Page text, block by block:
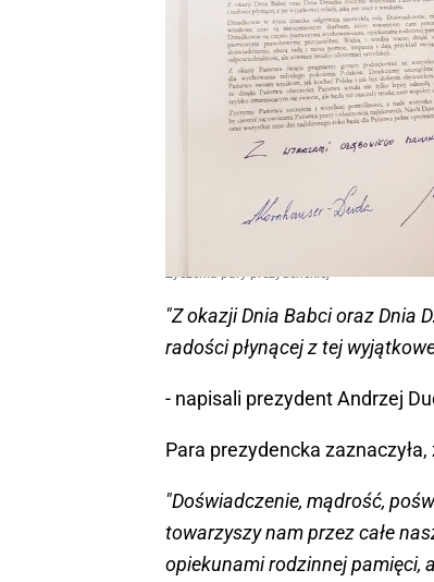
"Z okazji Dnia Babci oraz Dnia
radości płynącej z tej
- napisali prezydent Andrzej
Para prezydencka
"Doświadczenie, mądrość,
towarzyszy nam przez całe
opiekunami rodzinnej pamięci,